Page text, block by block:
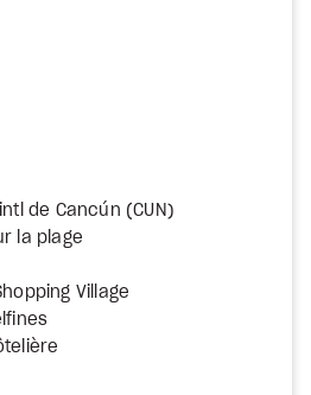
de Cancún (CUN)
la plage
Village